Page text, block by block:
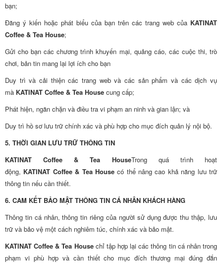
bạn;
Đăng ý kiến hoặc phát biểu của bạn trên các trang web của KATINAT
Coffee & Tea House;
Gửi cho bạn các chương trình khuyến mại, quảng cáo, các cuộc thi, trò
chơi, bản tin mang lại lợi ích cho bạn
Duy trì và cải thiện các trang web và các sản phẩm và các dịch vụ
mà KATINAT Coffee & Tea House cung cấp;
Phát hiện, ngăn chặn và điều tra vi phạm an ninh và gian lận; và
Duy trì hồ sơ lưu trữ chính xác và phù hợp cho mục đích quản lý nội bộ.
5. THỜI GIAN LƯU TRỮ THÔNG TIN
KATINAT Coffee & Tea HouseTrong quá trình hoạt
động, KATINAT Coffee & Tea Housecó thể nâng cao khả năng lưu trữ
thông tin nếu cần thiết.
6. CAM KẾT BẢO MẬT THÔNG TIN CÁ NHÂN KHÁCH HÀNG
Thông tin cá nhân, thông tin riêng của người sử dụng được thu thập, lưu
trữ và bảo vệ một cách nghiêm túc, chính xác và bảo mật.
KATINAT Coffee & Tea Housechỉ tập hợp lại các thông tin cá nhân trong
phạm vi phù hợp và cần thiết cho mục đích thương mại đúng đắn